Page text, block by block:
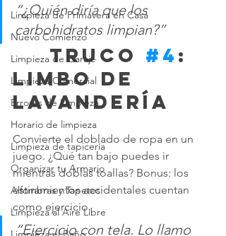
Limpieza de Primavera en Casa
Nuevo Comienzo
Limpieza de Garaje
Limpieza Comercial
Errores de Limpieza
Horario de limpieza
Limpieza de tapicería
Organizar tu Armario
Alfombras y Tapetes
Limpieza al Aire Libre
“¿Quién diría que los
carbohidratos limpian?”
	 Truco
#4 :
Limbo de
lavandería
Convierte el doblado de ropa en un
juego. ¿Qué tan bajo puedes ir
mientras doblas toallas? Bonus: los
estiramientos accidentales cuentan
como ejercicio.
“Ejercicio con tela. Lo llamo